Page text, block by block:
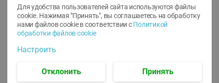
Для удобства пользователей сайта используются файлы
cookie. Нажимая "Принять", вы соглашаетесь на обработку
нами файлов cookie в соответствии с Политикой
обработки файлов cookie
Настроить
Отклонить Принять